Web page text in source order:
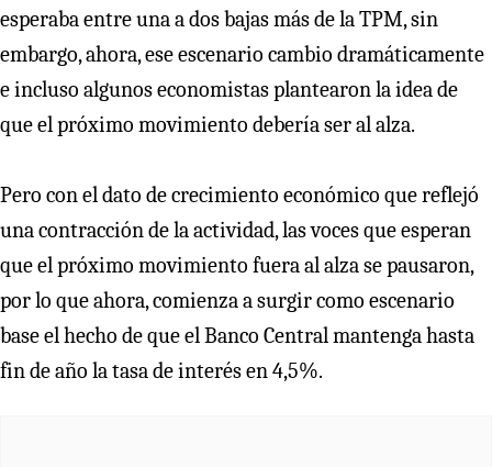
esperaba entre una a dos bajas más de la TPM, sin
embargo, ahora, ese escenario cambio dramáticamente
e incluso algunos economistas plantearon la idea de
que el próximo movimiento debería ser al alza.
Pero con el dato de crecimiento económico que reflejó
una contracción de la actividad, las voces que esperan
que el próximo movimiento fuera al alza se pausaron,
por lo que ahora, comienza a surgir como escenario
base el hecho de que el Banco Central mantenga hasta
fin de año la tasa de interés en 4,5%.